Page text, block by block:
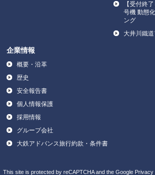
【受付終
号機 動態
ング
大井川鐵
企業情報
概要・沿革
歴史
安全報告書
個人情報保護
採用情報
グループ会社
大鉄アドバンス旅行約款・条件書
This site is protected by reCAPTCHA and the Google Privacy